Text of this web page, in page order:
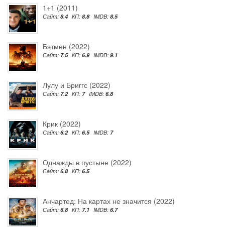
1+1 (2011)
Сайт: 8.4 КП: 8.8 IMDB: 8.5
Бэтмен (2022)
Сайт: 7.5 КП: 6.9 IMDB: 9.1
Лулу и Бриггс (2022)
Сайт: 7.2 КП: 7 IMDB: 6.8
Крик (2022)
Сайт: 6.2 КП: 6.5 IMDB: 7
Однажды в пустыне (2022)
Сайт: 6.8 КП: 6.5
Анчартед: На картах не значится (2022)
Сайт: 6.8 КП: 7.1 IMDB: 6.7